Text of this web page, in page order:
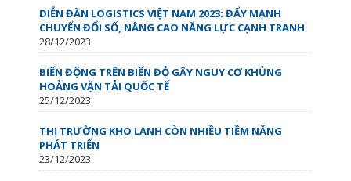
DIỄN ĐÀN LOGISTICS VIỆT NAM 2023: ĐẨY MẠNH
CHUYỂN ĐỔI SỐ, NÂNG CAO NĂNG LỰC CẠNH TRANH
28/12/2023
BIẾN ĐỘNG TRÊN BIỂN ĐỎ GÂY NGUY CƠ KHỦNG
HOẢNG VẬN TẢI QUỐC TẾ
25/12/2023
THỊ TRƯỜNG KHO LẠNH CÒN NHIỀU TIỀM NĂNG
PHÁT TRIỂN
23/12/2023